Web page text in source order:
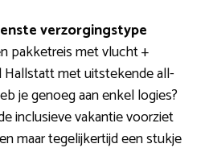
verzorgingstype
pakketreis met vlucht +
Hallstatt met uitstekende all-
je genoeg aan enkel logies?
inclusieve vakantie voorziet
maar tegelijkertijd een stukje